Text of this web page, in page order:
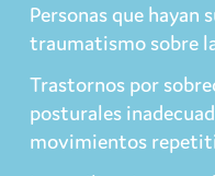
Personas que
traumatismo sobre
Trastornos por
posturales
movimientos